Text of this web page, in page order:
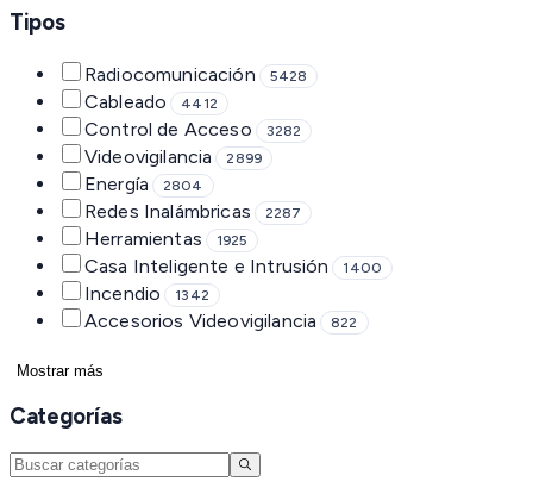
Tipos
Radiocomunicación 5428
Cableado 4412
Control de Acceso 3282
Videovigilancia 2899
Energía 2804
Redes Inalámbricas 2287
Herramientas 1925
Casa Inteligente e Intrusión 1400
Incendio 1342
Accesorios Videovigilancia 822
Mostrar más
Categorías